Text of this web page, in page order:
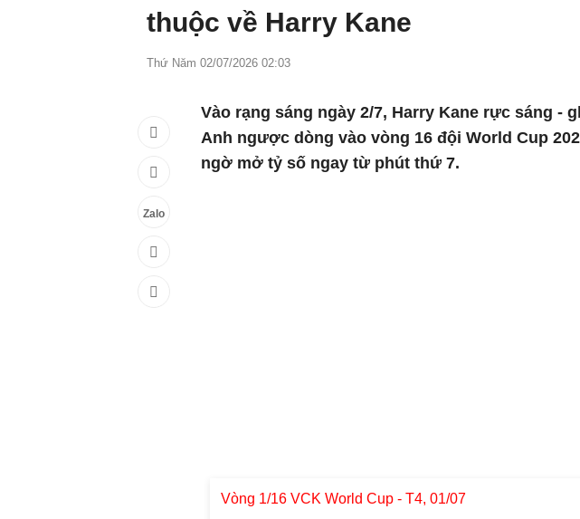
thuộc về Harry Kane
Thứ Năm 02/07/2026 02:03
Zalo
Vào rạng sáng ngày 2/7, Harry Kane rực sáng -
Anh ngược dòng vào vòng 16 đội World Cup
ngờ mở tỷ số ngay từ phút thứ 7.